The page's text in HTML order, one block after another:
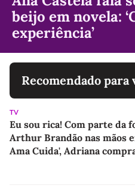
beijo em novela:
experiência’
Recomendado para
TV
Eu sou rica! Com parte da
Arthur Brandão nas mãos
Ama Cuida', Adriana